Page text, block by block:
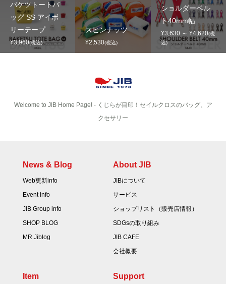
バケツトートバ
ッグ SS アイボ
リーテープ
¥3,960(税込)
スピンナッツ
¥2,530(税込)
ショルダーベル
ト40mm幅
¥3,630 ～ ¥4,620(税
込)
Welcome to JIB Home Page! ‐ くじらが目印！セイルクロスのバッグ、ア
クセサリー
News & Blog
Web更新info
Event info
JIB Group info
SHOP BLOG
MR.Jiblog
About JIB
JIBについて
サービス
ショップリスト（販売店情報）
SDGsの取り組み
JIB CAFE
会社概要
Item Support